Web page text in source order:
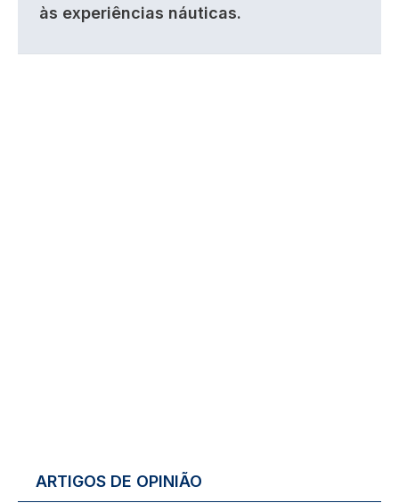
às experiências náuticas.
ARTIGOS DE OPINIÃO